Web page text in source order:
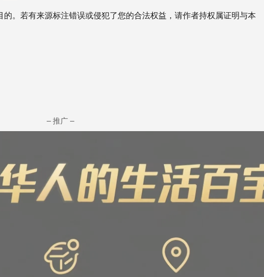
享
。若有来源标注错误或侵犯了您的合法权益，请作者持权属证明与本
– 推广 –